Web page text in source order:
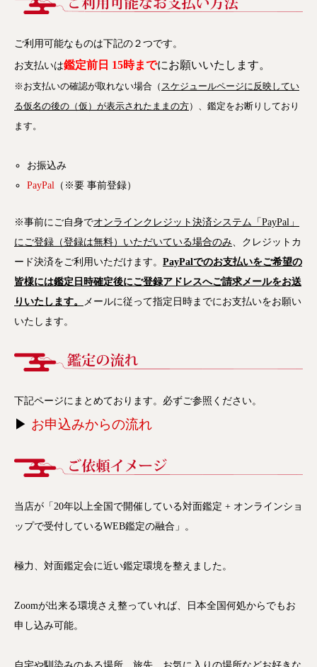
ご利用可能なものは下記の２つです。
お支払いは鑑定前日 15時までにお願いいたします。
※お支払いの確認が取れない場合（ スケジュールページに反映してい
る仮名の後の（仮）が表示されたままの方）、鑑定をお断りしており
ます。
お振込み
PayPal
（※要 事前登録）
※事前にご自身でオンラインクレジット決済システム「PayPal」
にご登録（登録は無料）いただいている場合のみ 、クレジットカ
ード決済をご利用いただけます。 PayPalでのお支払いをご希望の
皆様には鑑定日時確定後にご登録アドレスへご請求メールをお送
りいたします。
メールに従って指定日時までにお支払いをお願い
いたします。
下記ページにまとめております。必ずご参照ください。
▶ お申込みからの流れ
当店が「20年以上全国で開催している対面鑑定 + オンラインショ
ップで受付しているWEB鑑定の融合」。
極力、対面鑑定会に近い鑑定環境を整えました。
Zoomが出来る環境さえ整っていれば、日本全国何処からでもお
申し込み可能。